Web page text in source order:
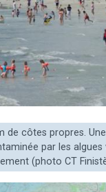
de côtes propres.
par les
(photo CT